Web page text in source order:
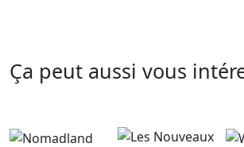
Ça peut aussi vous